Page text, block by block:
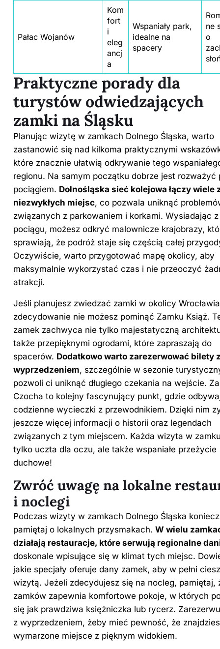
Pałac Wojanów
Kom
fort
i
eleg
ancj
a
Wspaniały park,
idealne na
spacery
ne
o
Praktyczne porady dla
turystów odwiedzających
zamki na Śląsku
Planując wizytę w zamkach Dolnego Śląska, warto
zastanowić się nad kilkoma praktycznymi
które znacznie ułatwią odkrywanie tego
regionu. Na samym początku dobrze jest rozważyć
pociągiem. Dolnośląska sieć kolejowa łączy wiele
niezwykłych miejsc, co pozwala uniknąć
związanych z parkowaniem i korkami. Wysiadając z
pociągu, możesz odkryć malownicze krajobrazy,
sprawiają, że podróż staje się częścią całej
Oczywiście, warto przygotować mapę okolicy, aby
maksymalnie wykorzystać czas i nie przeoczyć
atrakcji.
Jeśli planujesz zwiedzać zamki w okolicy
zdecydowanie nie możesz pominąć Zamku Książ.
zamek zachwyca nie tylko majestatyczną
także przepięknymi ogrodami, które zapraszają do
spacerów. Dodatkowo warto zarezerwować bilety
wyprzedzeniem, szczególnie w sezonie
pozwoli ci uniknąć długiego czekania na wejście.
Czocha to kolejny fascynujący punkt, gdzie
codzienne wycieczki z przewodnikiem. Dzięki nim
jeszcze więcej informacji o historii oraz legendach
związanych z tym miejscem. Każda wizyta w
tylko uczta dla oczu, ale także wspaniałe przeżycie
duchowe!
Zwróć uwagę na lokalne
i noclegi
Podczas wizyty w zamkach Dolnego Śląska
pamiętaj o lokalnych przysmakach. W wielu
działają restauracje, które serwują regionalne
doskonale wpisujące się w klimat tych miejsc.
jakie specjały oferuje dany zamek, aby w pełni
wizytą. Jeżeli zdecydujesz się na nocleg, pamiętaj,
zamków zapewnia komfortowe pokoje, w których
się jak prawdziwa księżniczka lub rycerz.
z wyprzedzeniem, żeby mieć pewność, że
wymarzone miejsce z pięknym widokiem.